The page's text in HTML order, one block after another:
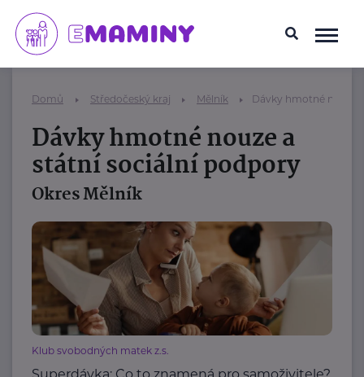
Domů Středočeský kraj Mělník Dávky hmotné nouze
Dávky hmotné nouze a
státní sociální podpory
Okres Mělník
Klub svobodných matek z.s.